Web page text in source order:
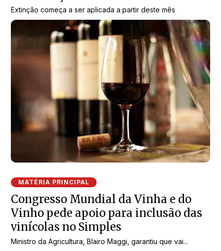
Extinção começa a ser aplicada a partir deste mês
MATÉRIA PRINCIPAL
Congresso Mundial da Vinha e do
Vinho pede apoio para inclusão das
vinícolas no Simples
Ministro da Agricultura, Blairo Maggi, garantiu que vai...